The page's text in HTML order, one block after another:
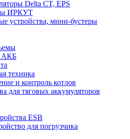
Delta CT, EPS
ИРКУТ
устройства, мини-бустеры
АКБ
техника
и контроль котлов
для тяговых аккумуляторов
ESB
для погрузчика